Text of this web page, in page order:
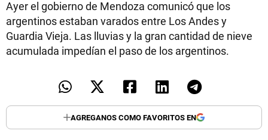
Ayer el gobierno de Mendoza comunicó que los
argentinos estaban varados entre Los Andes y
Guardia Vieja. Las lluvias y la gran cantidad de nieve
acumulada impedían el paso de los argentinos.
AGREGANOS COMO FAVORITOS EN